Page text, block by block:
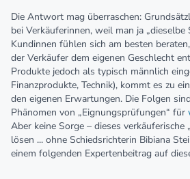
Die Antwort mag überraschen:
bei Verkäuferinnen, weil man ja „dieselbe
Kundinnen fühlen sich am besten
der Verkäufer dem eigenen Geschlecht
Produkte jedoch als typisch männlich
Finanzprodukte, Technik), kommt es zu
den eigenen Erwartungen. Die Folgen
Phänomen von „Eignungsprüfungen“ für
Aber keine Sorge – dieses verkäuferische
lösen ... ohne Schiedsrichterin Bibiana
einem folgenden Expertenbeitrag auf